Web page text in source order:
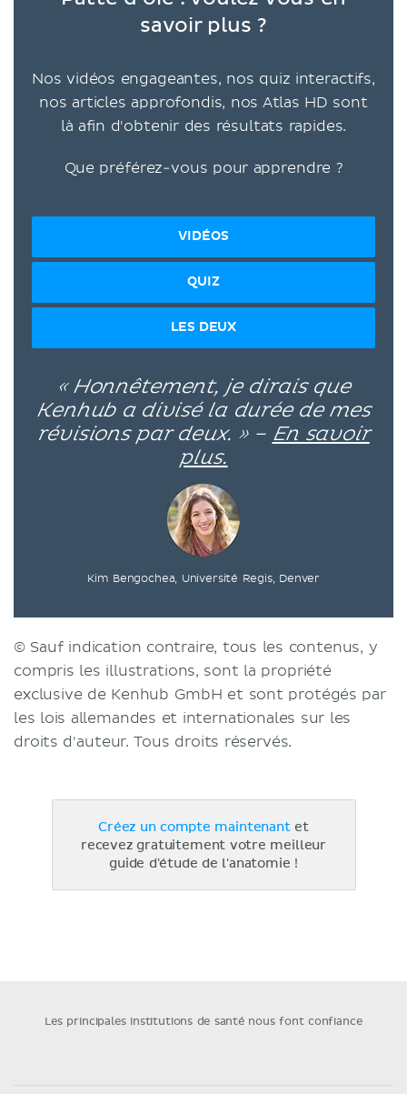
savoir plus ?
Nos vidéos engageantes, nos quiz interactifs,
nos articles approfondis, nos Atlas HD sont
là afin d'obtenir des résultats rapides.
Que préférez-vous pour apprendre ?
VIDÉOS
QUIZ
LES DEUX
« Honnêtement, je dirais que
Kenhub a divisé la durée de mes
révisions par deux. » – En savoir
plus.
Kim Bengochea, Université Regis, Denver
© Sauf indication contraire, tous les contenus, y
compris les illustrations, sont la propriété
exclusive de Kenhub GmbH et sont protégés par
les lois allemandes et internationales sur les
droits d'auteur. Tous droits réservés.
Créez un compte maintenantet
recevez gratuitement votre meilleur
guide d'étude de l'anatomie !
Les principales institutions de santé nous font confiance